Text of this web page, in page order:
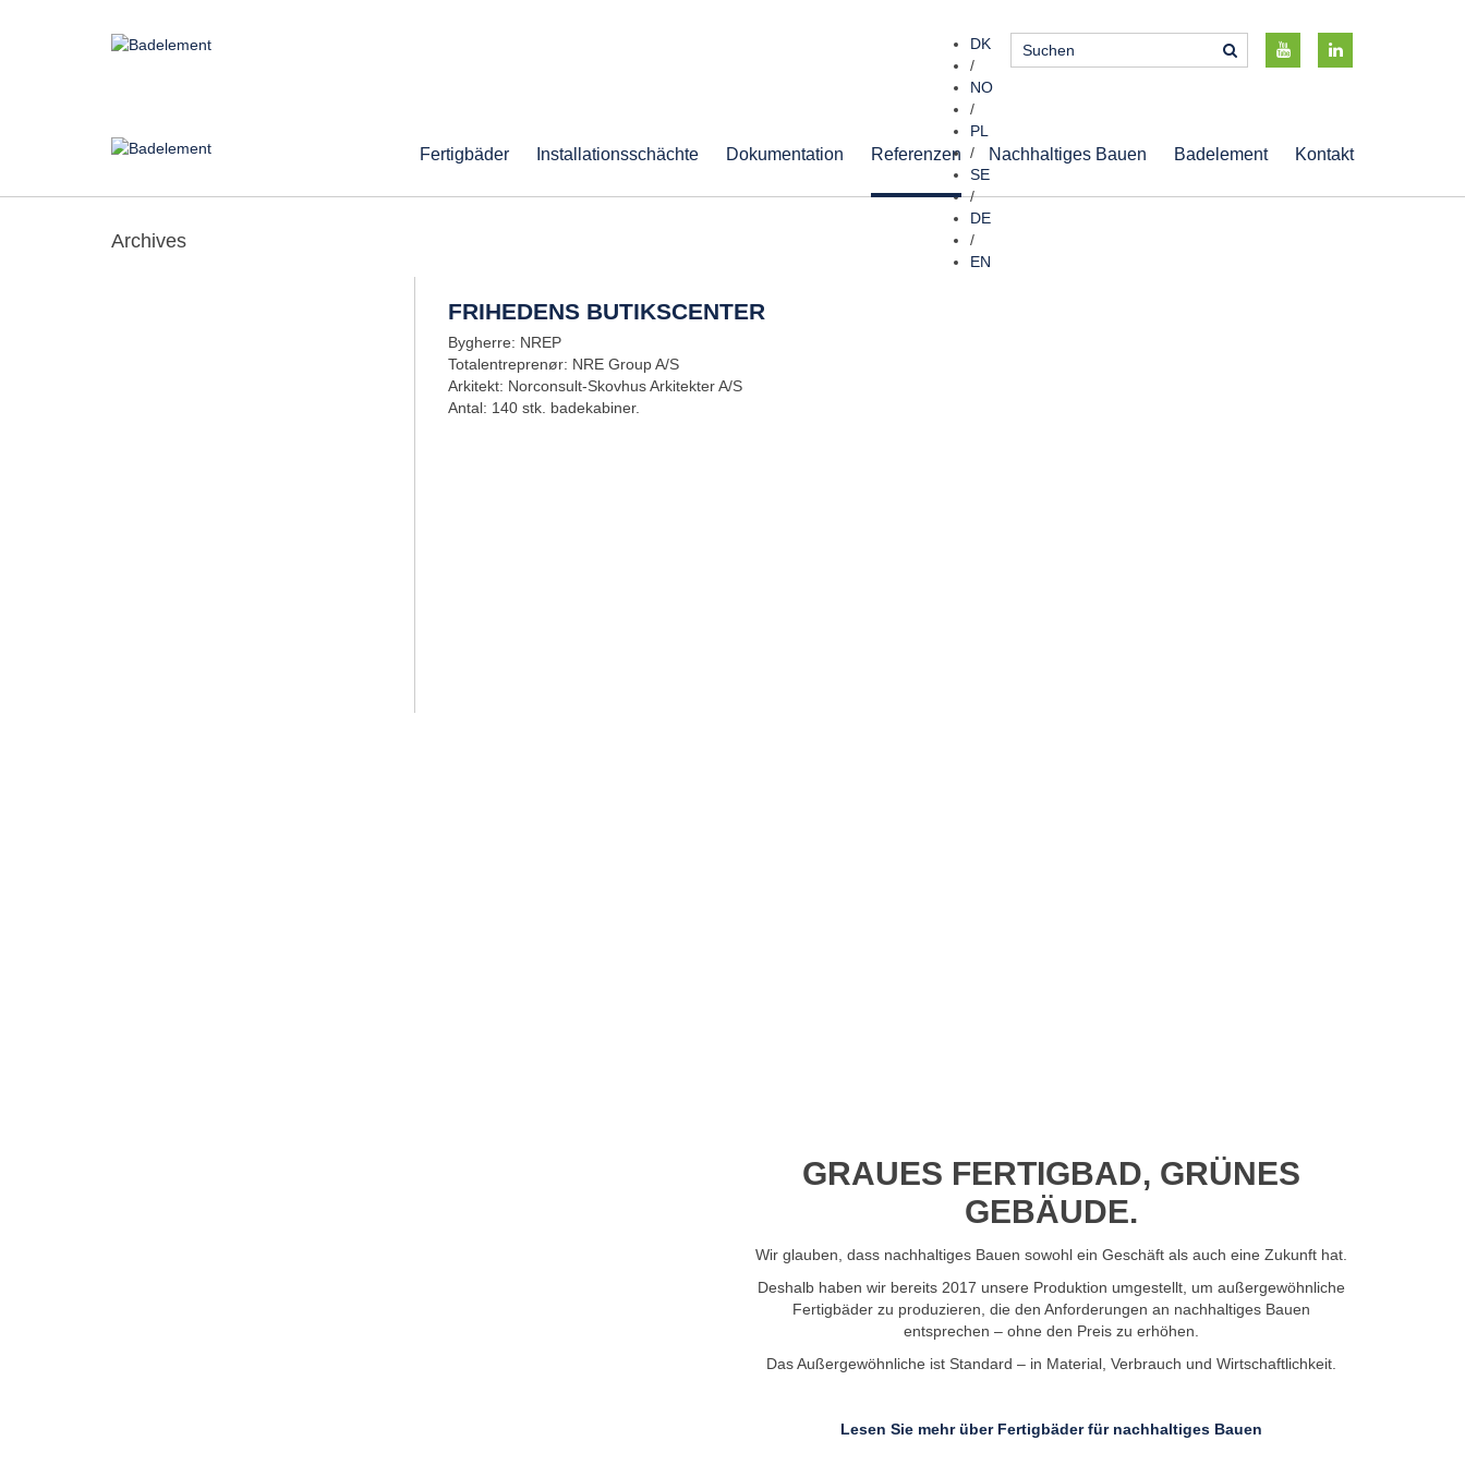
DK
/
NO
/
PL
/
SE
/
DE
/
EN
Fertigbäder Installationsschächte Dokumentation Referenzen Nachhaltiges Bauen Badelement Kontakt
Archives
FRIHEDENS BUTIKSCENTER
Bygherre: NREP
Totalentreprenør: NRE Group A/S
Arkitekt: Norconsult-Skovhus Arkitekter A/S
Antal: 140 stk. badekabiner.
GRAUES FERTIGBAD, GRÜNES
GEBÄUDE.
Wir glauben, dass nachhaltiges Bauen sowohl ein Geschäft als auch eine Zukunft hat.
Deshalb haben wir bereits 2017 unsere Produktion umgestellt, um außergewöhnliche
Fertigbäder zu produzieren, die den Anforderungen an nachhaltiges Bauen
entsprechen – ohne den Preis zu erhöhen.
Das Außergewöhnliche ist Standard – in Material, Verbrauch und Wirtschaftlichkeit.
Lesen Sie mehr über Fertigbäder für nachhaltiges Bauen